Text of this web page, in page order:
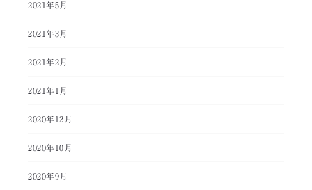
2021年5月
2021年3月
2021年2月
2021年1月
2020年12月
2020年10月
2020年9月